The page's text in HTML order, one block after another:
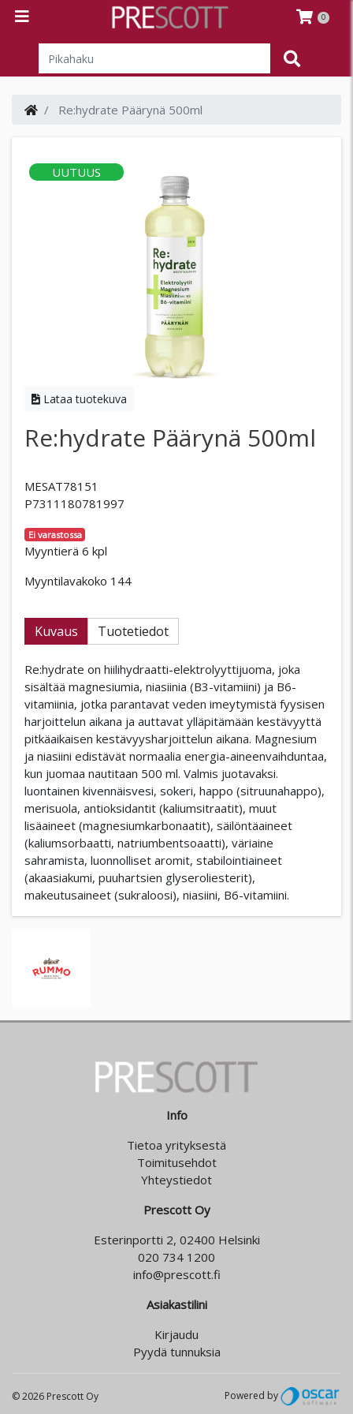
0
Re:hydrate Päärynä 500ml
UUTUUS
Lataa tuotekuva
Re:hydrate Päärynä 500ml
MESAT78151
P7311180781997
Ei varastossa
Myyntierä 6 kpl
Myyntilavakoko 144
Kuvaus Tuotetiedot
Re:hydrate on hiilihydraatti-elektrolyyttijuoma, joka
sisältää magnesiumia, niasiinia (B3-vitamiini) ja B6-
vitamiinia, jotka parantavat veden imeytymistä fyysisen
harjoittelun aikana ja auttavat ylläpitämään kestävyyttä
pitkäaikaisen kestävyysharjoittelun aikana. Magnesium
ja niasiini edistävät normaalia energia-aineenvaihduntaa,
kun juomaa nautitaan 500 ml. Valmis juotavaksi.
luontainen kivennäisvesi, sokeri, happo (sitruunahappo),
merisuola, antioksidantit (kaliumsitraatit), muut
lisäaineet (magnesiumkarbonaatit), säilöntäaineet
(kaliumsorbaatti, natriumbentsoaatti), väriaine
sahramista, luonnolliset aromit, stabilointiaineet
(akaasiakumi, puuhartsien glyseroliesterit),
makeutusaineet (sukraloosi), niasiini, B6-vitamiini.
Info
Tietoa yrityksestä
Toimitusehdot
Yhteystiedot
Prescott Oy
Esterinportti 2, 02400 Helsinki
020 734 1200
info@prescott.fi
Asiakastilini
Kirjaudu
Pyydä tunnuksia
© 2026 Prescott Oy Powered by